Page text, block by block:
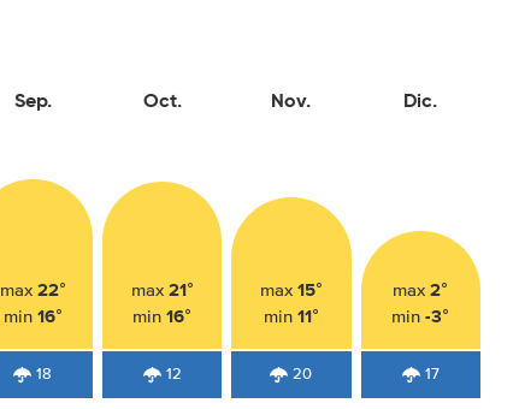
Sep.
max 22°
min 16°
18
Oct.
max 21°
min16°
12
Nov.
max 15°
min 11°
20
Dic.
max2°
min-3°
17